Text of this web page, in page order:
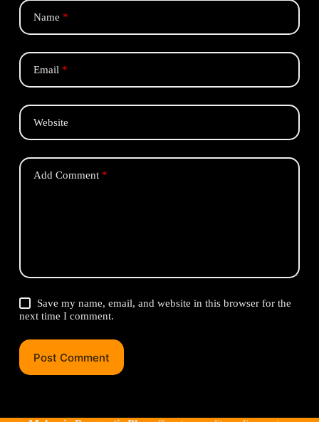
Name *
Email *
Website
Add Comment*
Save my name, email, and website in this browser for the
next time I comment.
Post Comment